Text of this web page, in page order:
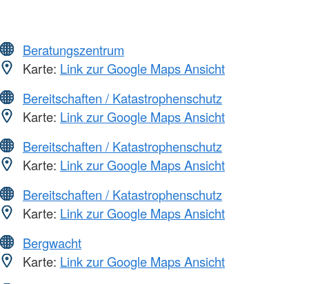
Beratungszentrum
Karte: Link zur Google Maps Ansicht
Bereitschaften / Katastrophenschutz
Karte: Link zur Google Maps Ansicht
Bereitschaften / Katastrophenschutz
Karte: Link zur Google Maps Ansicht
Bereitschaften / Katastrophenschutz
Karte: Link zur Google Maps Ansicht
Bergwacht
Karte: Link zur Google Maps Ansicht